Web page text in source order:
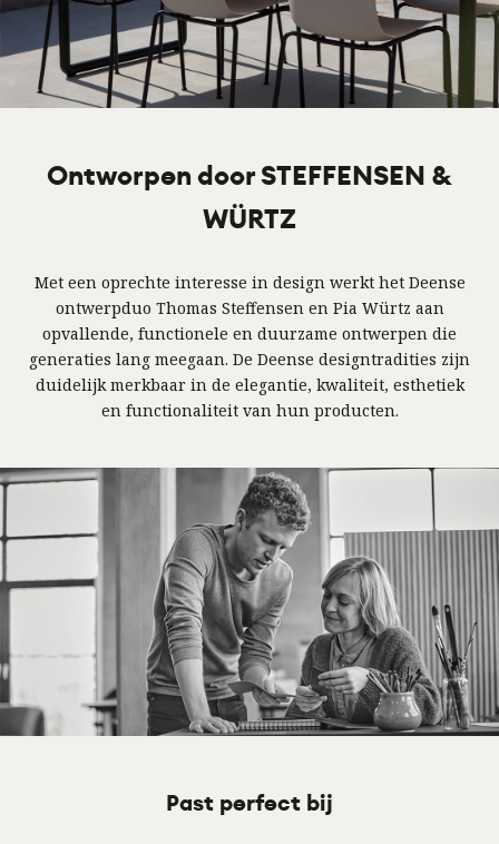
Ontworpen door STEFFENSEN &
WÜRTZ
Met een oprechte interesse in design werkt het Deense
ontwerpduo Thomas Steffensen en Pia Würtz aan
opvallende, functionele en duurzame ontwerpen die
generaties lang meegaan. De Deense designtradities zijn
duidelijk merkbaar in de elegantie, kwaliteit, esthetiek
en functionaliteit van hun producten.
Past perfect bij